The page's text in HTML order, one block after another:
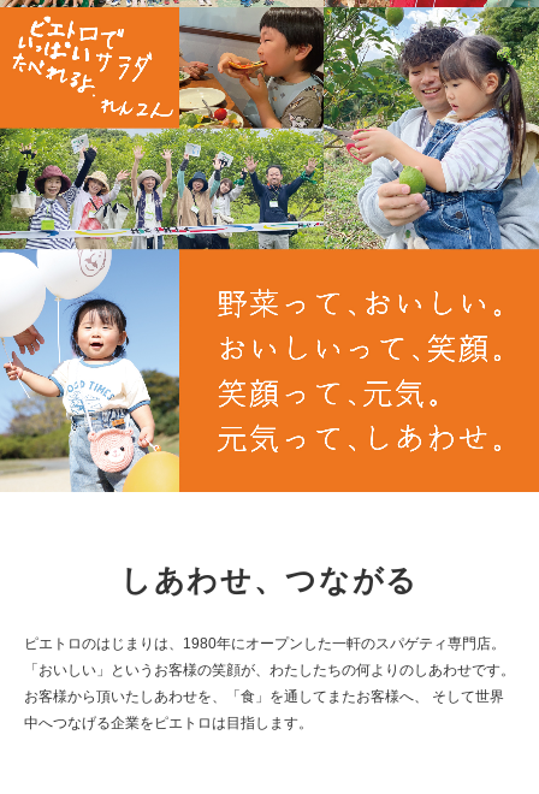
しあわせ、つながる
ピエトロのはじまりは、1980年にオープンした一軒のスパゲティ専門店。
「おいしい」というお客様の笑顔が、わたしたちの何よりのしあわせです。
お客様から頂いたしあわせを、「食」を通してまたお客様へ、
そして世界
中へつなげる企業をピエトロは目指します。